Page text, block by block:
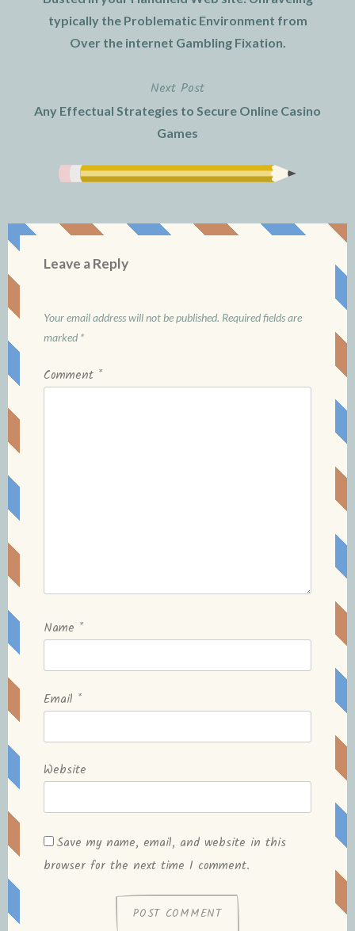
navigation
typically the Problematic Environment from
Over the internet Gambling Fixation.
Next Post
Any Effectual Strategies to Secure Online Casino
Games
Leave a Reply
Your email address will not be published. Required fields are
marked *
Comment *
Name *
Email *
Website
Save my name, email, and website in this
browser for the next time I comment.